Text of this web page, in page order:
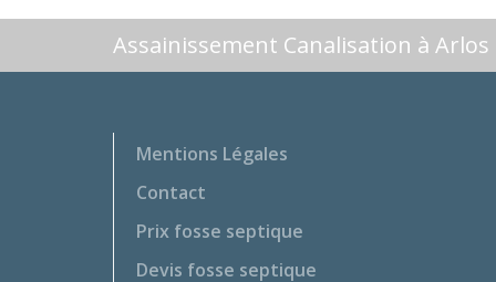
Assainissement Canalisation à Arlos
Mentions Légales
Contact
Prix fosse septique
Devis fosse septique